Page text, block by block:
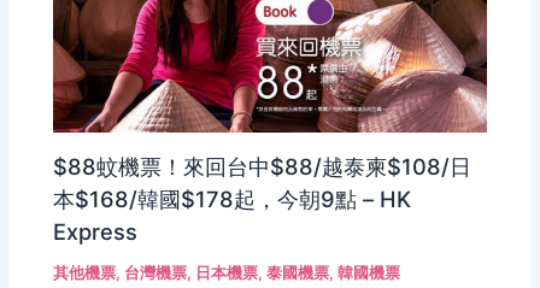
$88蚊機票！來回台中$88/越泰柬$108/日
本$168/韓國$178起，今朝9點 – HK
Express
其他機票, 台灣機票, 日本機票,泰國機票,韓國機票